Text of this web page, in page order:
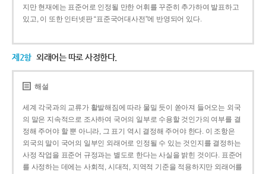
지만 현재에는 표준어로 인정될 만한 어휘를 꾸준히 추가하여 발표하고
있고, 이 또한 인터넷판 “표준국어대사전”에 반영되어 있다.
제2항 외래어는 따로 사정한다.
해설
세계 각국과의 교류가 활발해짐에 따라 물밀 듯이 쏟아져 들어오는 외국
의 말은 지속적으로 조사하여 국어의 일부로 수용할 것인가의 여부를 결
정해 주어야 할 뿐 아니라, 그 표기 역시 결정해 주어야 한다. 이 조항은
외국의 말이 국어의 일부인 외래어로 인정될 수 있는 것인지를 결정하는
사정 작업을 표준어 규정과는 별도로 한다는 사실을 밝힌 것이다. 표준어
를 사정하는 데에는 사회적, 시대적, 지역적 기준을 적용하지만 외래어를